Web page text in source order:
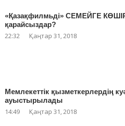
«Қазақфилмьді» СЕМЕЙГЕ
қарайсыздар?
22:32 Қаңтар 31, 2018
Мемлекеттік қызметкерлердің
ауыстырылады
14:49 Қаңтар 31, 2018